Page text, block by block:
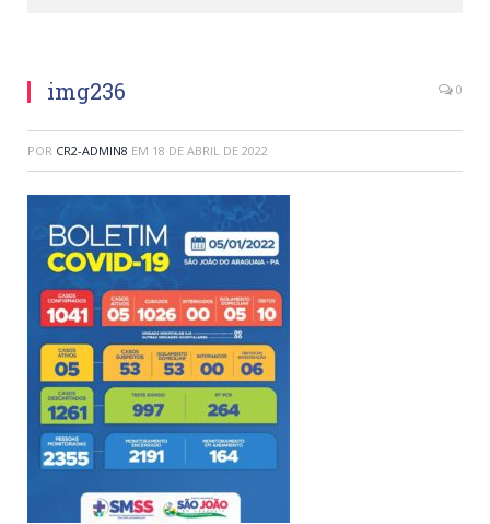
img236 0
POR CR2-ADMIN8 EM 18 DE ABRIL DE 2022